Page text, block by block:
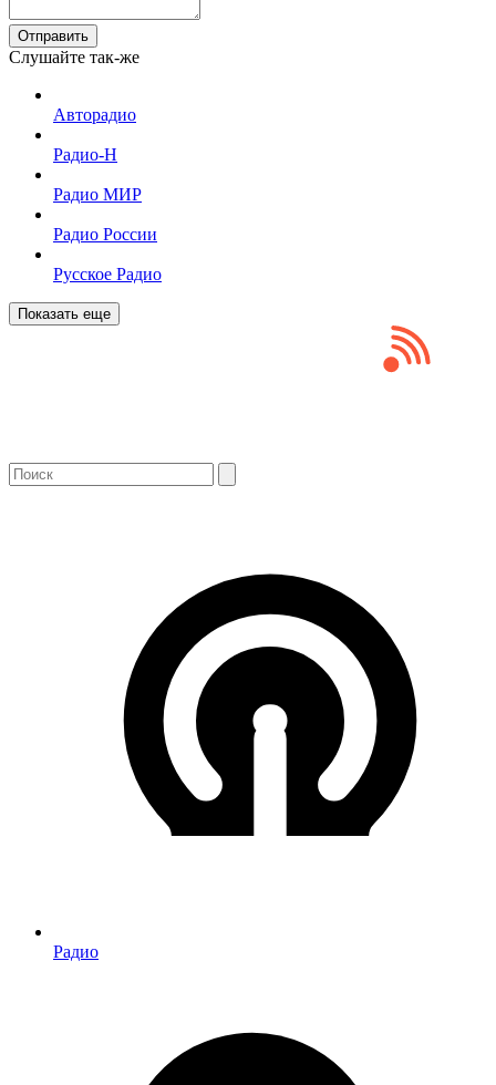
Отправить
Слушайте так-же
Авторадио
Радио-Н
Радио МИР
Радио России
Русское Радио
Показать еще
Радио